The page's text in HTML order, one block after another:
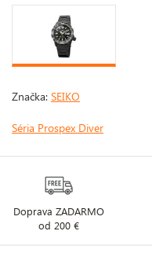
Značka: SEIKO
Séria Prospex Diver
Doprava ZADARMO
od 200 €